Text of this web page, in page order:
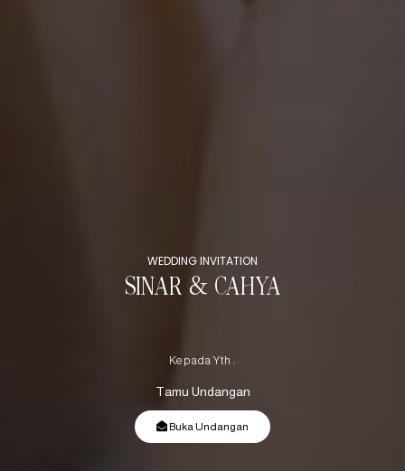
WEDDING INVITATION
SINAR & CAHYA
Kepada Yth :
Tamu Undangan
Buka Undangan